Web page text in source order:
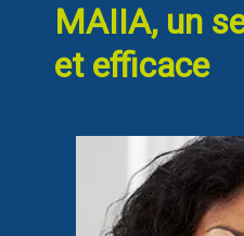
MAIIA, un
et efficace